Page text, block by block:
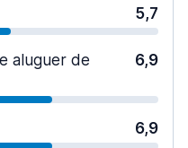
5,7
aluguer de
6,9
6,9